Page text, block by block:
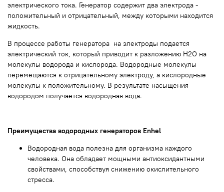
электрического тока. Генератор содержит два электрода -
положительный и отрицательный, между которыми находится
жидкость.
В процессе работы генератора на электроды подается
электрический ток, который приводит к разложению H2O на
молекулы водорода и кислорода. Водородные молекулы
перемещаются к отрицательному электроду, а кислородные
молекулы к положительному. В результате насыщения
водородом получается водородная вода.
Преимущества водородных генераторов Enhel
Водородная вода полезна для организма каждого
человека. Она обладает мощными антиоксидантными
свойствами, способствуя снижению окислительного
стресса.